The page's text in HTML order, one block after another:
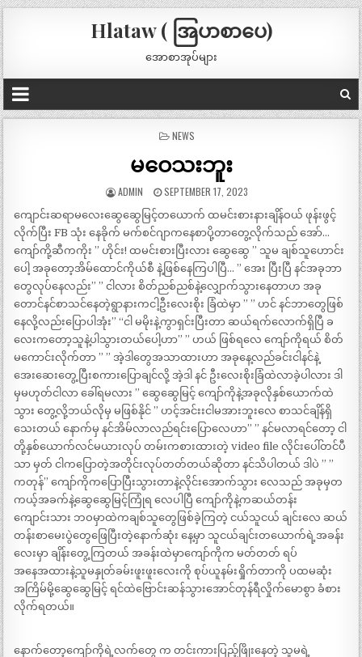
Hlataw ( အြပာစာပေ)
အောစာအုပ်များ
POSTED
NEWS
မဝေသးဘူး
ADMIN SEPTEMBER 17, 2023
ကျောင်းဆရာမလေးဆွေဆွေမြင့်တယောက် ထမင်းစားနားချိန်ဝယ် ဖုန်းဖွင့်
လိုက်ပြီး FB သုံး နေခိုက် မက်စင်ဂျာကနေစာပို့တာတွေ့လိုက်သည် အော်…
ကျော်ကို့ဆီကကိုး ” ဟိုင်း! ထမင်းစားပြီးလား ဆွေဆွေ ” သူမ ချစ်သူဟောင်း
ပေါ့ အခုတော့အိမ်ထောင်ကိုယ်စီ နဲ့ဖြစ်နေကြပါပြီ… ” အေး ပြီးပြီ နင်အခုဘာ
တွေလုပ်နေလည်း” ” ငါလား စိတ်ညစ်ညစ်နဲ့လျှောက်သွားနေတာဟ အခု
တောင်နင်စာသင်နေတဲ့ရွာနားကငါ့ဦးလေးစိုး ခြံထဲမှာ ” ” ဟင် နင်ဘာတွေဖြစ်
နေလို့လည်းပြောပါအုံး” “ငါ မမိုးနဲ့ကွာရှင်းပြီးတာ ဆယ်ရက်လောက်ရှိပြီ ခ
လေးကတော့သူနဲ့ပါသွားတယ်ပေါ့ဟာ” ” ဟယ် ဖြစ်ရလေ ကျော်ကိုရယ် စိတ်
မကောင်းလိုက်တာ ” ” အဲ့ဒါတွေအသာထားဟာ အခုနေ့လည်ခင်းငါနင်နဲ့
အေးဆေးတွေ့ပြီးစကားပြောချင်လို့ အဲ့ဒါ နင် ဦးလေးစိုးခြံထဲလာခဲ့ပါလား ဒါ
မှမဟုတ်ငါလာ ခေါ်ရမလား ” ဆွေဆွေမြင့် ကျော်ကိုနဲ့အခုလိုနှစ်ယောက်ထဲ
သွား တွေ့လို့ဘယ်လိုမှ မဖြစ်နိုင် ” ဟင့်အင်းးငါမအားဘူးလေ စာသင်ချိန်ရှိ
သေးတယ် နောက်မှ နင်အိမ်လာလည်ရင်းပြောလေဟာ” ” နင်မလာရင်တော့ ငါ
တို့နှစ်ယောက်လင်မယားလုပ် တမ်းကစားထားတဲ့ video file လိုင်းပေါ်တင်ပီ
သာ မှတ် ငါကပြောတဲ့အတိုင်းလုပ်တတ်တယ်ဆိုတာ နင်သိပါတယ် ဒါပဲ ” ”
ကတုန်” ကျော်ကိုကပြောပြီးသွားတာနဲ့လိုင်းအောက်သွား လေသည် အခုမှတ
ကယ့်အခက်နဲ့ဆွေဆွေမြင့်ကြုံရ လေပါပြီ ကျော်ကိုနဲ့ကဆယ်တန်း
ကျောင်းသား ဘဝမှာထဲကချစ်သူတွေဖြစ်ခဲ့ကြတဲ့ ငယ်သူငယ် ချင်းလေ ဆယ်
တန်းစာမေးပွဲတွေဖြေပြီးတဲ့နောက်ဆုံး နေ့မှာ သူငယ်ချင်းတယောက်ရဲ့အခန်း
လေးမှာ ချိန်းတွေ့ကြတယ် အခန်းထဲမှာကျော်ကိုက မတ်တတ် ရပ်
အနေအထားနဲ့သူမနှုတ်ခမ်းဖူးဖူးလေးကို စုပ်ယူနမ်းရှိုက်တာကို ပထမဆုံး
အကြိမ်မို့ဆွေဆွေမြင့် ရင်ထဲဗြောင်းဆန်သွားအောင်တုန်ရီလှိုက်မောစွာ ခံစား
လိုက်ရတယ်။
နောက်တော့ကျော်ကိုရဲ့လက်တွေ က တင်းကားပြည့်ဖြိုးနေတဲ့ သူမရဲ့